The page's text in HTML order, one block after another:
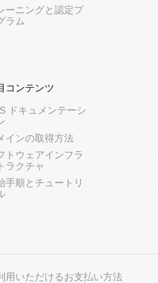
ーニングと認定プ
ラム
コンテンツ
ドキュメンテーシ
インの取得方法
トウェアインフラ
ラクチャ
手順とチュートリ
用いただけるお支払い方法